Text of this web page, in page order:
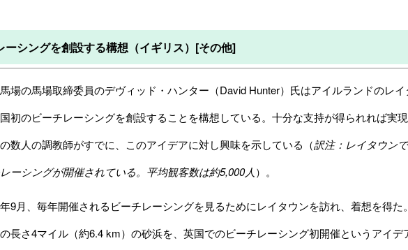
ーシングを創設する構想（イギリス）[その他]
場の馬場取締委員のデヴィッド・ハンター（David Hunter）氏はアイルランドのレ
初のビーチレーシングを創設することを構想している。十分な支持が得られれば実現
数人の調教師がすでに、このアイデアに対し興味を示している（訳注：レイタウン
ーシングが開催されている。平均観客数は約5,000人 ）。
9月、毎年開催されるビーチレーシングを見るためにレイタウンを訪れ、着想を得た
長さ4マイル（約6.4 km）の砂浜を、英国でのビーチレーシング初開催というアイデ